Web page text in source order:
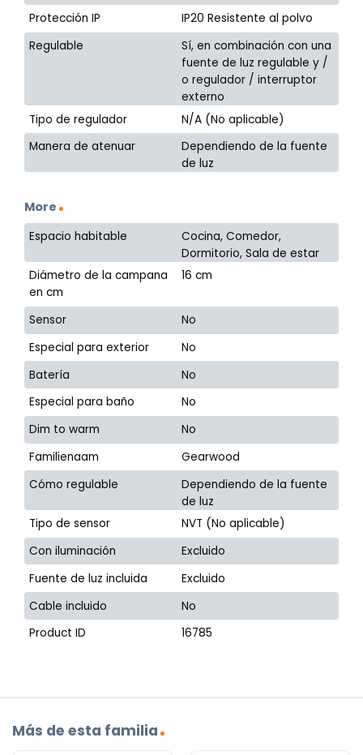
Protección IP
IP20 Resistente al polvo
Regulable
Sí, en combinación con una
fuente de luz regulable y /
o regulador / interruptor
externo
Tipo de regulador
N/A (No aplicable)
Manera de atenuar
Dependiendo de la fuente
de luz
More
Espacio habitable
Cocina, Comedor,
Dormitorio, Sala de estar
Diámetro de la campana
en cm
16 cm
Sensor
No
Especial para exterior
No
Batería
No
Especial para baño
No
Dim to warm
No
Familienaam
Gearwood
Cómo regulable
Dependiendo de la fuente
de luz
Tipo de sensor
NVT (No aplicable)
Con iluminación
Excluido
Fuente de luz incluida
Excluido
Cable incluido
No
Product ID
16785
Más de esta familia